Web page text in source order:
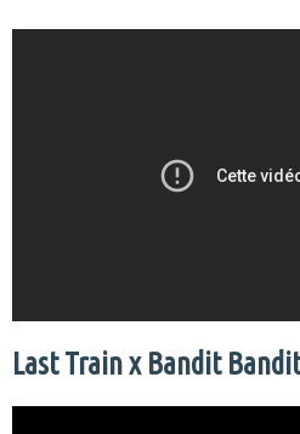
Last Train x Bandit